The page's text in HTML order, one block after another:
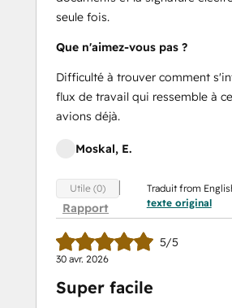
seule fois.
Que n'aimez-vous pas ?
Difficulté à trouver comment
flux de travail qui ressemble à
avions déjà.
Moskal, E.
Utile (0)
Rapport
Traduit from
texte original
5/5
30 avr. 2026
Super facile